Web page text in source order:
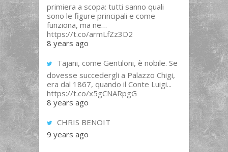
primiera a scopa: tutti sanno quali
sono le figure principali e come
funziona, ma ne…
https://t.co/armLfZz3D2
8 years ago
Tajani, come Gentiloni, è nobile. Se
dovesse succedergli a Palazzo Chigi,
era dal 1867, quando il Conte Luigi...
https://t.co/x5gCNARpgG
8 years ago
CHRIS BENOIT
9 years ago